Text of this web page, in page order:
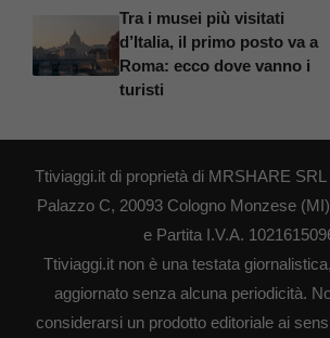
Tra i musei più visitati
d’Italia, il primo posto va a
Roma: ecco dove vanno i
turisti
Ttiviaggi.it di proprietà di MRSHARE SRL
Palazzo C, 20093 Cologno Monzese
e Partita I.V.A.
Ttiviaggi.it non è una testata
aggiornato senza alcuna periodicità.
considerarsi un prodotto editoriale ai